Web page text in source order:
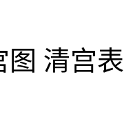
清宫